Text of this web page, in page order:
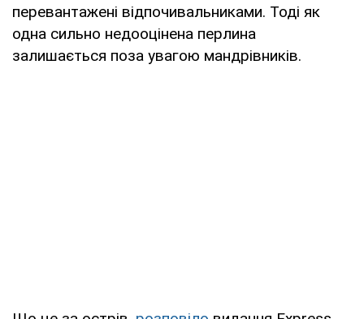
перевантажені відпочивальниками. Тоді як
одна сильно недооцінена перлина
залишається поза увагою мандрівників.